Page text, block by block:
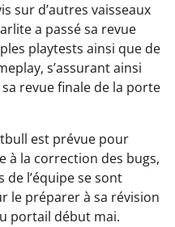
sur d’autres vaisseaux
a passé sa revue
playtests ainsi que de
s’assurant ainsi
revue finale de la porte
est prévue pour
à la correction des bugs,
de l’équipe se sont
le préparer à sa révision
portail début mai.